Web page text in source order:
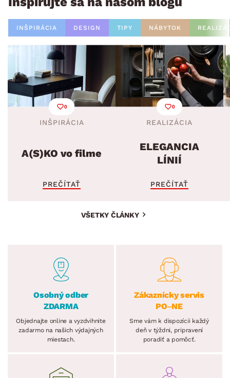
INŠPIRÁCIA DESIGN TIPY NÁBYTOK
0
INŠPIRÁCIA
A(S)KO vo filme
PREČÍTAŤ
0
REALIZÁCIA
ELEGANCIA
LÍNIÍ
PREČÍTAŤ
VŠETKY ČLÁNKY
Osobný odber
ZDARMA
Objednajte online a vyzdvihnite
zadarmo na našich výdajných
miestach.
Zákaznícky servis
PO–NE
Sme vám k dispozícii každý
deň v týždni, pripravení
poradiť a pomôcť.